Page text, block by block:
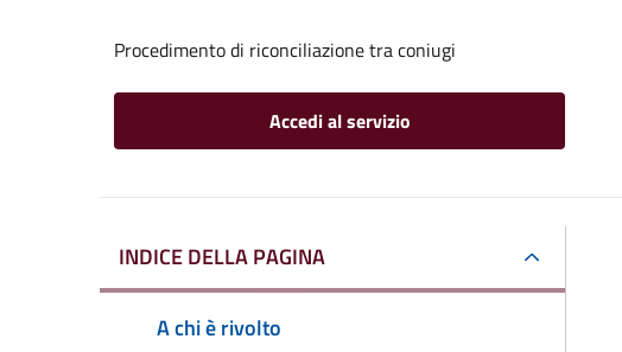
Procedimento di riconciliazione tra coniugi
Accedi al servizio
INDICE DELLA PAGINA
A chi è rivolto